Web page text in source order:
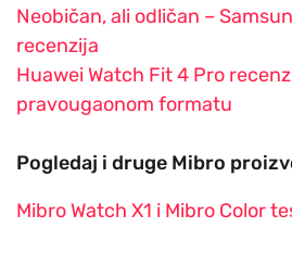
Neobičan, ali odličan –
recenzija
Huawei Watch Fit 4 Pro
pravougaonom formatu
Pogledaj i druge Mibro
Mibro Watch X1 i Mibro Color